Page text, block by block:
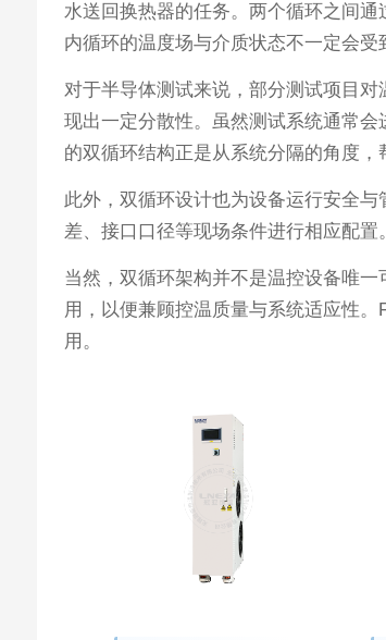
水送回换热器的任务。两个循环之间
内循环的温度场与介质状态不一定会受
对于半导体测试来说，部分测试项目
现出一定分散性。虽然测试系统通常
的双循环结构正是从系统分隔的角度，
此外，双循环设计也为设备运行安全
差、接口口径等现场条件进行相应配
当然，双循环架构并不是温控设备唯
用，以便兼顾控温质量与系统适应性。
用。